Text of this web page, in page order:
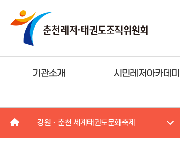
기관소개 시민레저아카데미
강원ㆍ춘천 세계태권도문화축제